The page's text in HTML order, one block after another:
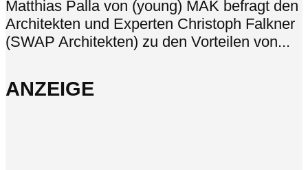
Matthias Palla von (young) MAK befragt den
Architekten und Experten Christoph Falkner
(SWAP Architekten) zu den Vorteilen von...
ANZEIGE